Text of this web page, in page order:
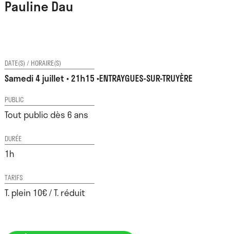
Pauline Dau
DATE(S) / HORAIRE(S)
Samedi 4 juillet • 21h15 •ENTRAYGUES-SUR-TRUYÈRE
PUBLIC
Tout public dès 6 ans
DURÉE
1h
TARIFS
T. plein 10€ / T. réduit